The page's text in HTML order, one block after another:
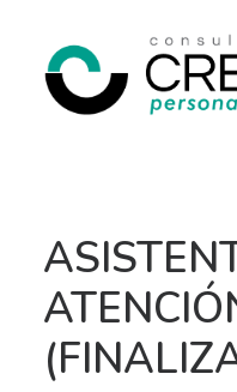
SERVICIOS
SOBRE NOSOTROS
CONTACTO